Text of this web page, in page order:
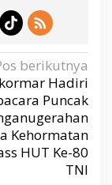
berikutnya
Hadiri
Puncak
Kehormatan
HUT Ke-80
TNI